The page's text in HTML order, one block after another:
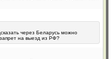
через Беларусь можно
на выезд из РФ?